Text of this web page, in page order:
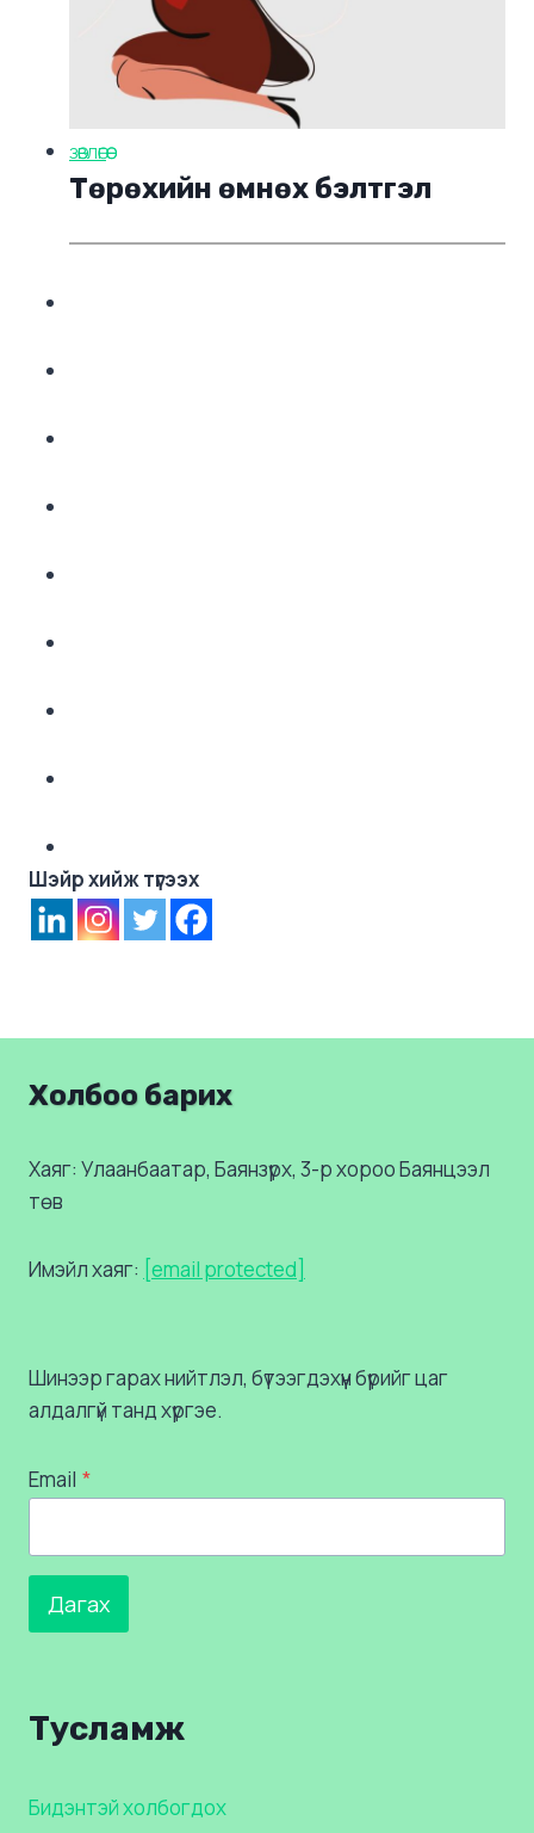
ЗӨВЛӨГӨӨ
Төрөхийн өмнөх бэлтгэл
Шэйр хийж түгээх
Холбоо барих
Хаяг: Улаанбаатар, Баянзүрх, 3-р хороо Баянцээл
төв
Имэйл хаяг: [email protected]
Шинээр гарах нийтлэл, бүтээгдэхүүн бүрийг цаг
алдалгүй танд хүргэе.
Email *
Дагах
Тусламж
Бидэнтэй холбогдох